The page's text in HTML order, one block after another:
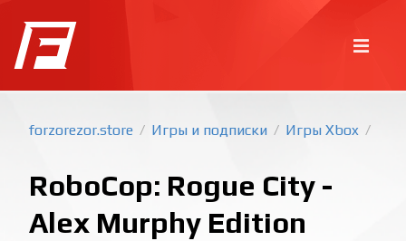
forzorezor.store / Игры и подписки / Игры Xbox /
RoboCop: Rogue City -
Alex Murphy Edition